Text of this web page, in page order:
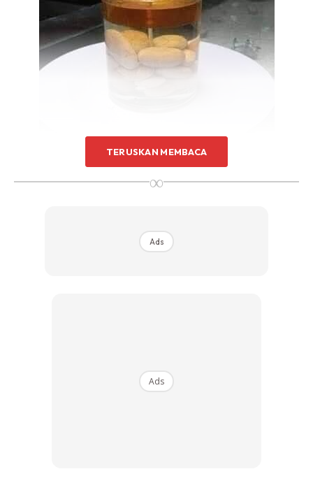
TERUSKAN MEMBACA
∞
Ads
Ads